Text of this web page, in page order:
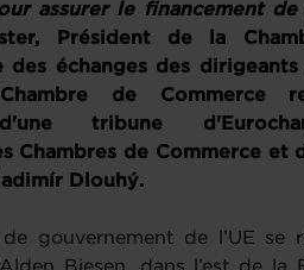
assurer le financement de
Président de la
des échanges des
de Commerce
tribune
Chambres de Commerce et
Dlouhý.
gouvernement de l’UE se